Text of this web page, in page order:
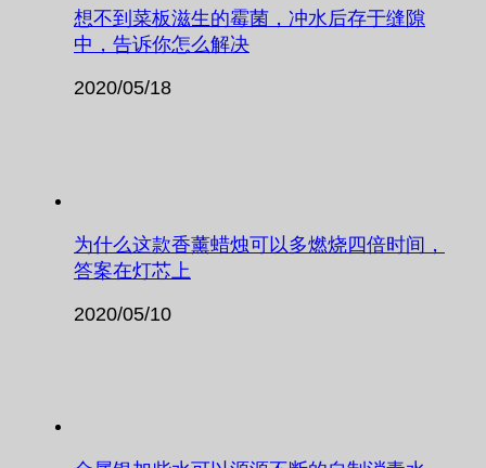
想不到菜板滋生的霉菌，冲水后存于缝隙
中，告诉你怎么解决
2020/05/18
为什么这款香薰蜡烛可以多燃烧四倍时间，
答案在灯芯上
2020/05/10